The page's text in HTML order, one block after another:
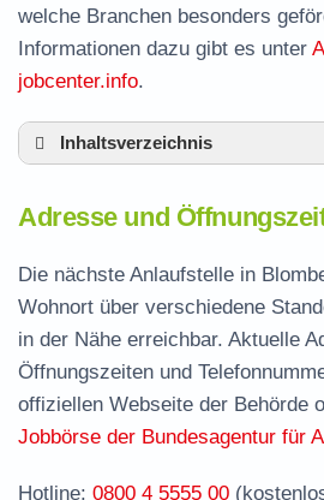
welche Branchen besonders
Informationen dazu gibt es unter
jobcenter.info.
Inhaltsverzeichnis
Leistungen der
Termin vereinbaren und
Jobcenter Lippe –
Häufige Fragen rund ums
Adresse und
Die nächste Anlaufstelle in
Wohnort über verschiedene
in der Nähe erreichbar. Aktuelle
Öffnungszeiten und
offiziellen Webseite der Behörde
Jobbörse der Bundesagentur für
Hotline: 0800 4 5555 00